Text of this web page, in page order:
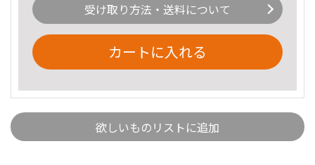
受け取り方法・送料について
カートに入れる
欲しいものリストに追加